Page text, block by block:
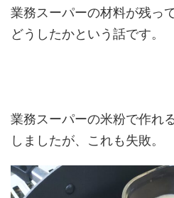
業務スーパーの材料が残っ
どうしたかという話です。
業務スーパーの米粉で作れ
しましたが、これも失敗。